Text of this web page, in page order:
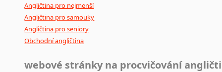
Angličtina pro nejmenší
Angličtina pro samouky
Angličtina pro seniory
Obchodní angličtina
webové stránky na procvičování